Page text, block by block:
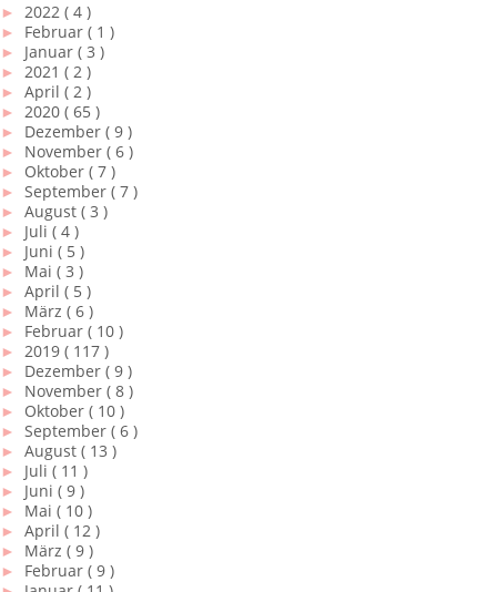
► 2022 ( 4 )
► Februar ( 1 )
► Januar ( 3 )
► 2021 ( 2 )
► April ( 2 )
► 2020 ( 65 )
► Dezember ( 9 )
► November ( 6 )
► Oktober ( 7 )
► September ( 7 )
► August ( 3 )
► Juli ( 4 )
► Juni ( 5 )
► Mai ( 3 )
► April ( 5 )
► März ( 6 )
► Februar ( 10 )
► 2019 ( 117 )
► Dezember ( 9 )
► November ( 8 )
► Oktober ( 10 )
► September ( 6 )
► August ( 13 )
► Juli ( 11 )
► Juni ( 9 )
► Mai ( 10 )
► April ( 12 )
► März ( 9 )
► Februar ( 9 )